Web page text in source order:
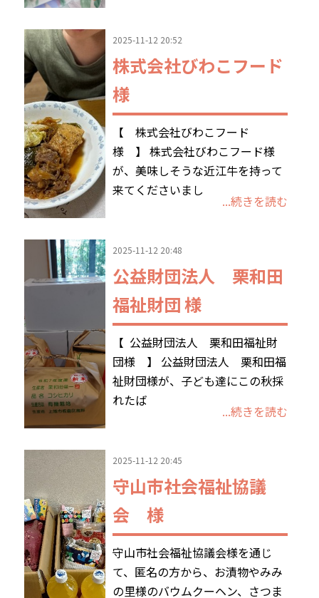
2025-11-12 20:52
株式会社びわこフード
様
【 株式会社びわこフード
様 】 株式会社びわこフード様
が、美味しそうな近江牛を持って
来てくださいまし
...続きを読む
2025-11-12 20:48
公益財団法人 栗和田
福祉財団 様
【 公益財団法人 栗和田福祉財
団様 】 公益財団法人 栗和田福
祉財団様が、子ども達にこの秋採
れたば
...続きを読む
2025-11-12 20:45
守山市社会福祉協議
会 様
守山市社会福祉協議会様を通じ
て、匿名の方から、お漬物やみみ
の里様のバウムクーヘン、さつま